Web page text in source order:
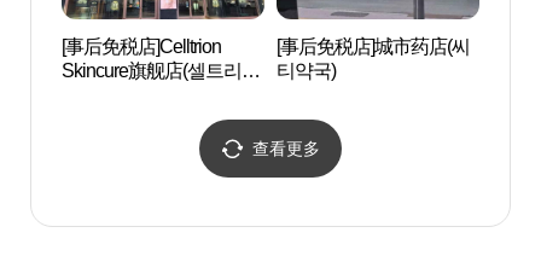
[事后免税店]Celltrion
Skincure旗舰店(셀트리온
[事后免税店]城市药店(씨
티약국)
查看更多